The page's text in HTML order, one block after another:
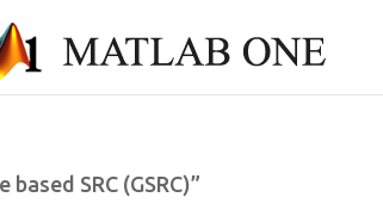
SRC (GSRC)”